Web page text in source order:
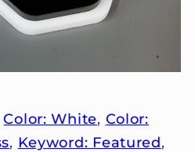
Color: White, Color:
, Keyword: Featured,